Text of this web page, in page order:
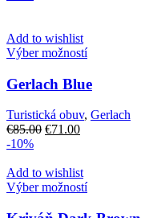
stránke
produktu.
Add to wishlist
Výber možnostíTento
má
viacero
variantov.
Možnosti
na
stránke
produktu.
Gerlach Blue
Turistická obuv, Gerlach
€85.00 Pôvodná
€85.00.
€71.00Aktuálna
€71.00.
-10%
Add to wishlist
Výber možnostíTento